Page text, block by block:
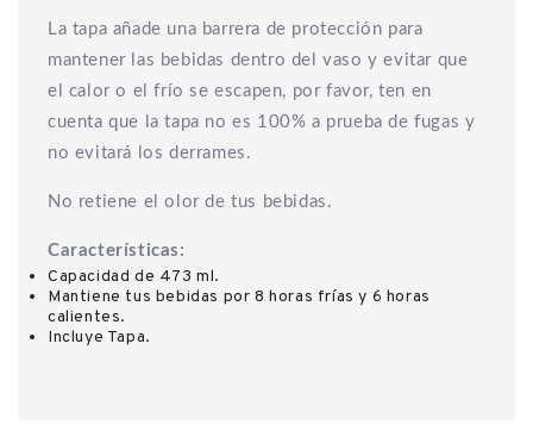
La tapa añade una barrera de protección para
mantener las bebidas dentro del vaso y evitar que
el calor o el frío se escapen, por favor, ten en
cuenta que la tapa no es 100% a prueba de fugas y
no evitará los derrames.
No retiene el olor de tus bebidas.
Características:
Capacidad de 473 ml.
Mantiene tus bebidas por 8 horas frías y 6 horas
calientes.
Incluye Tapa.